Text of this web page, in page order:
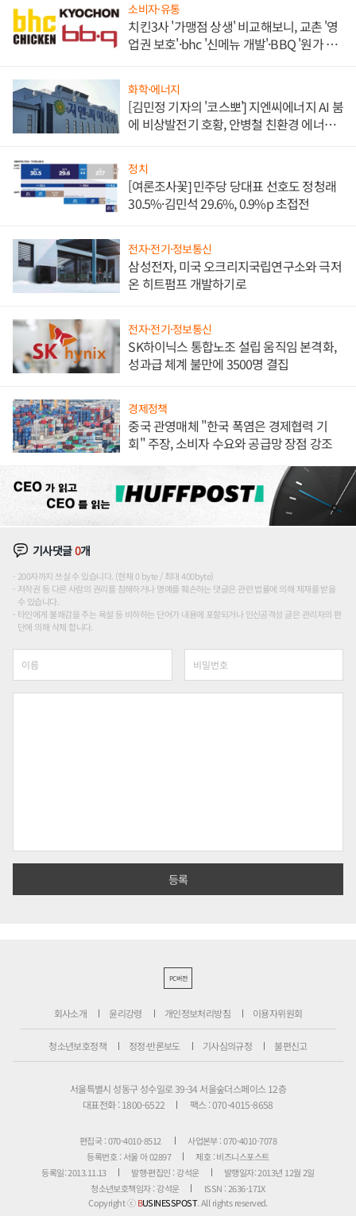
소비자·유통
치킨3사 '가맹점 상생' 비교해보니, 교촌 '영
업권 보호'·bhc '신메뉴 개발'·BBQ '원가 부
화학·에너지
[김민정 기자의 '코스뽀'] 지엔씨에너지 AI 붐
에 비상발전기 호황, 안병철 친환경 에너지
정치
[여론조사꽃] 민주당 당대표 선호도 정청래
30.5%·김민석 29.6%, 0.9%p 초접전
전자·전기·정보통신
삼성전자, 미국 오크리지국립연구소와 극저
온 히트펌프 개발하기로
전자·전기·정보통신
SK하이닉스 통합노조 설립 움직임 본격화,
성과급 체계 불만에 3500명 결집
경제정책
중국 관영매체 "한국 폭염은 경제협력 기
회" 주장, 소비자 수요와 공급망 장점 강조
기사댓글0개
200자까지 쓰실 수 있습니다. (현재 0 byte / 최대 400byte)
저작권 등 다른 사람의 권리를 침해하거나 명예를 훼손하는 댓글은 관련 법률에 의해 제재를 받을
수 있습니다.
타인에게 불쾌감을 주는 욕설 등 비하하는 단어가 내용에 포함되거나 인신공격성 글은 관리자의 판
단에 의해 삭제 합니다.
PC버전
회사소개 윤리강령 개인정보처리방침 이용자위원회
청소년보호정책 정정·반론보도 기사심의규정 불편신고
서울특별시 성동구 성수일로 39-34 서울숲더스페이스 12층
대표전화 : 1800-6522
팩스 : 070-4015-8658
편집국 : 070-4010-8512
사업본부 : 070-4010-7078
등록번호 : 서울 아 02897
제호 : 비즈니스포스트
등록일: 2013.11.13
발행·편집인 : 강석운
발행일자: 2013년 12월 2일
청소년보호책임자 : 강석운
ISSN : 2636-171X
Copyright ⓒBUSINESSPOST. All rights reserved.